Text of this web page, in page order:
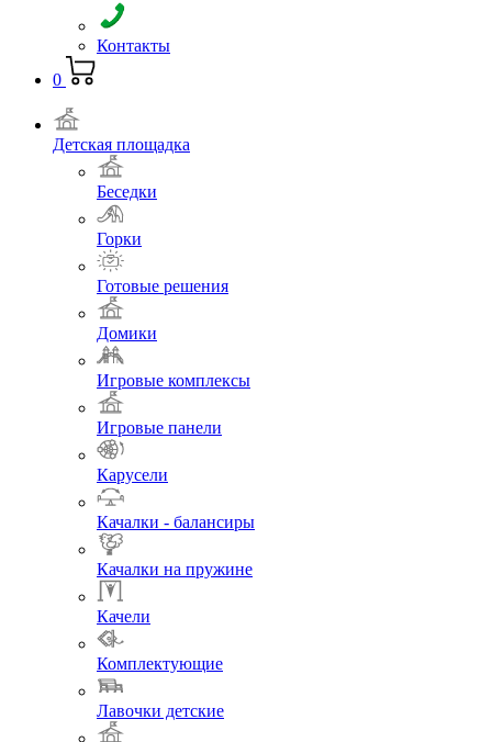
Контакты
0
Детская площадка
Беседки
Горки
Готовые решения
Домики
Игровые комплексы
Игровые панели
Карусели
Качалки - балансиры
Качалки на пружине
Качели
Комплектующие
Лавочки детские